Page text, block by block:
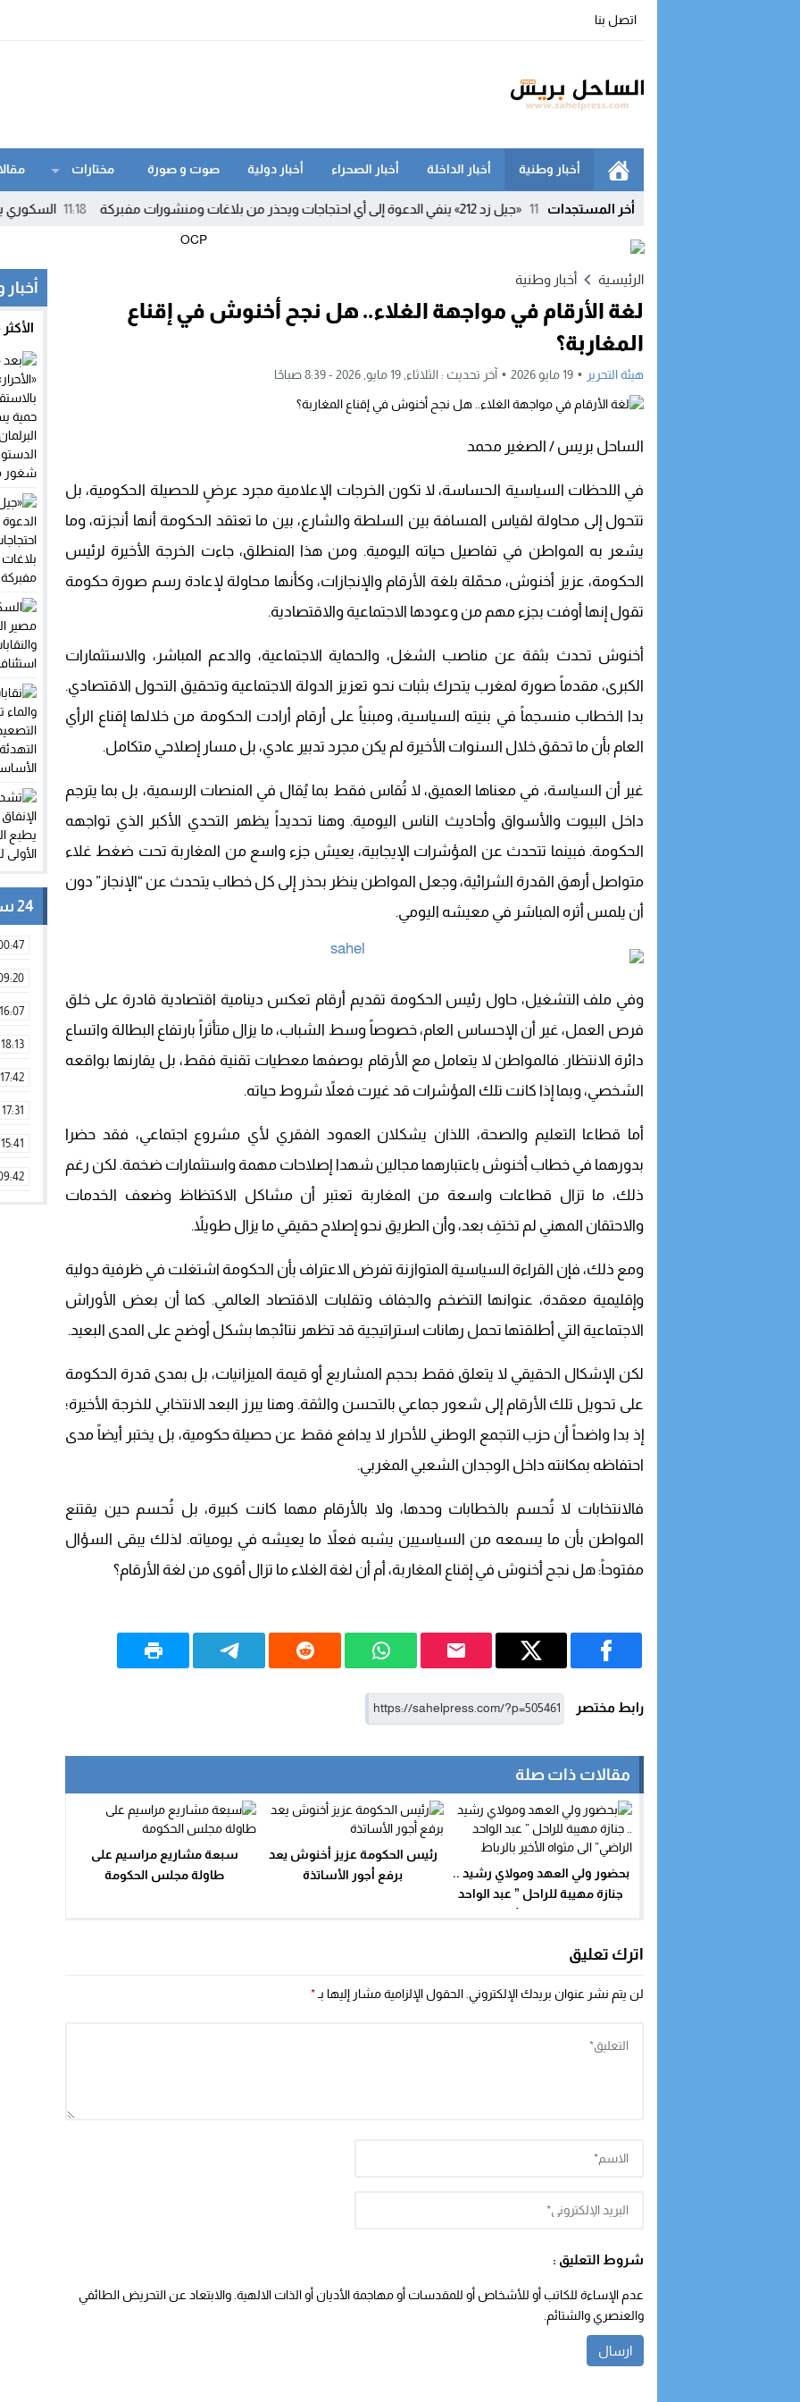
اتصل بنا
أخبار وطنية أخبار الداخلة أخبار الصحراء أخبار دولية صوت و صورة مختارات
أخر المستجداتالدستورية تعلن شغور مقعده 11:54 «جيل زد 212» ينفي الدعوة إلى أي احتجاجات ويحذر من بلاغات ومنشورات مفبركة 11:18 السكوري يوضح مصير القانون 24.19..
الرئيسية أخبار وطنية
لغة الأرقام في مواجهة الغلاء.. هل نجح أخنوش في إقناع
المغاربة؟
هيئة التحرير 19 مايو 2026 آخر تحديث : الثلاثاء, 19 مايو, 2026 - 8:39 صباحًا
الساحل بريس / الصغير محمد
في اللحظات السياسية الحساسة، لا تكون الخرجات الإعلامية مجرد عرضٍ للحصيلة الحكومية، بل
تتحول إلى محاولة لقياس المسافة بين السلطة والشارع، بين ما تعتقد الحكومة أنها أنجزته، وما
يشعر به المواطن في تفاصيل حياته اليومية. ومن هذا المنطلق، جاءت الخرجة الأخيرة لرئيس
الحكومة، عزيز أخنوش، محمّلة بلغة الأرقام والإنجازات، وكأنها محاولة لإعادة رسم صورة حكومة
تقول إنها أوفت بجزء مهم من وعودها الاجتماعية والاقتصادية.
أخنوش تحدث بثقة عن مناصب الشغل، والحماية الاجتماعية، والدعم المباشر، والاستثمارات
الكبرى، مقدماً صورة لمغرب يتحرك بثبات نحو تعزيز الدولة الاجتماعية وتحقيق التحول الاقتصادي.
بدا الخطاب منسجماً في بنيته السياسية، ومبنياً على أرقام أرادت الحكومة من خلالها إقناع الرأي
العام بأن ما تحقق خلال السنوات الأخيرة لم يكن مجرد تدبير عادي، بل مسار إصلاحي متكامل.
غير أن السياسة، في معناها العميق، لا تُقاس فقط بما يُقال في المنصات الرسمية، بل بما يترجم
داخل البيوت والأسواق وأحاديث الناس اليومية. وهنا تحديداً يظهر التحدي الأكبر الذي تواجهه
الحكومة. فبينما تتحدث عن المؤشرات الإيجابية، يعيش جزء واسع من المغاربة تحت ضغط غلاء
متواصل أرهق القدرة الشرائية، وجعل المواطن ينظر بحذر إلى كل خطاب يتحدث عن “الإنجاز” دون
أن يلمس أثره المباشر في معيشه اليومي.
وفي ملف التشغيل، حاول رئيس الحكومة تقديم أرقام تعكس دينامية اقتصادية قادرة على خلق
فرص العمل، غير أن الإحساس العام، خصوصاً وسط الشباب، ما يزال متأثراً بارتفاع البطالة واتساع
دائرة الانتظار. فالمواطن لا يتعامل مع الأرقام بوصفها معطيات تقنية فقط، بل يقارنها بواقعه
الشخصي، وبما إذا كانت تلك المؤشرات قد غيرت فعلاً شروط حياته.
أما قطاعا التعليم والصحة، اللذان يشكلان العمود الفقري لأي مشروع اجتماعي، فقد حضرا
بدورهما في خطاب أخنوش باعتبارهما مجالين شهدا إصلاحات مهمة واستثمارات ضخمة. لكن رغم
ذلك، ما تزال قطاعات واسعة من المغاربة تعتبر أن مشاكل الاكتظاظ وضعف الخدمات
والاحتقان المهني لم تختفِ بعد، وأن الطريق نحو إصلاح حقيقي ما يزال طويلاً.
ومع ذلك، فإن القراءة السياسية المتوازنة تفرض الاعتراف بأن الحكومة اشتغلت في ظرفية دولية
وإقليمية معقدة، عنوانها التضخم والجفاف وتقلبات الاقتصاد العالمي. كما أن بعض الأوراش
الاجتماعية التي أطلقتها تحمل رهانات استراتيجية قد تظهر نتائجها بشكل أوضح على المدى البعيد.
لكن الإشكال الحقيقي لا يتعلق فقط بحجم المشاريع أو قيمة الميزانيات، بل بمدى قدرة الحكومة
على تحويل تلك الأرقام إلى شعور جماعي بالتحسن والثقة. وهنا يبرز البعد الانتخابي للخرجة الأخيرة؛
إذ بدا واضحاً أن حزب التجمع الوطني للأحرار لا يدافع فقط عن حصيلة حكومية، بل يختبر أيضاً مدى
احتفاظه بمكانته داخل الوجدان الشعبي المغربي.
فالانتخابات لا تُحسم بالخطابات وحدها، ولا بالأرقام مهما كانت كبيرة، بل تُحسم حين يقتنع
المواطن بأن ما يسمعه من السياسيين يشبه فعلاً ما يعيشه في يومياته. لذلك يبقى السؤال
مفتوحاً: هل نجح أخنوش في إقناع المغاربة، أم أن لغة الغلاء ما تزال أقوى من لغة الأرقام؟
رابط مختصر
مقالات ذات صلة
بحضور ولي العهد ومولاي رشيد ..
جنازة مهيبة للراحل ” عبد الواحد
رئيس الحكومة عزيز أخنوش يعد
برفع أجور الأساتذة
سبعة مشاريع مراسيم على
طاولة مجلس الحكومة
اترك تعليق
لن يتم نشر عنوان بريدك الإلكتروني. الحقول الإلزامية مشار إليها بـ *
شروط التعليق :
عدم الإساءة للكاتب أو للأشخاص أو للمقدسات أو مهاجمة الأديان أو الذات الالهية. والابتعاد عن التحريض الطائفي
والعنصري والشتائم.
24 ساعة
16:07
18:13
17:42
17:31
15:41